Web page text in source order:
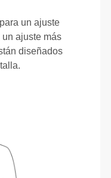
un ajuste
ajuste más
diseñados